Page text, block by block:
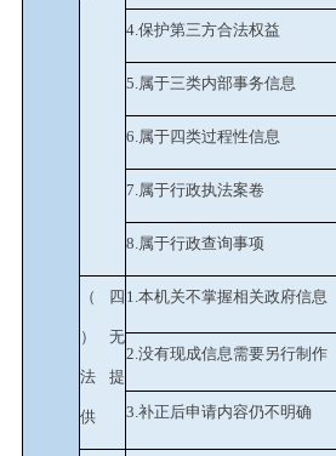
4.保护第三方合法权益
5.属于三类内部事务信息
6.属于四类过程性信息
7.属于行政执法案卷
8.属于行政查询事项
（四
）无
法提
供
1.本机关不掌握相关政府信息
2.没有现成信息需要另行制作
3.补正后申请内容仍不明确